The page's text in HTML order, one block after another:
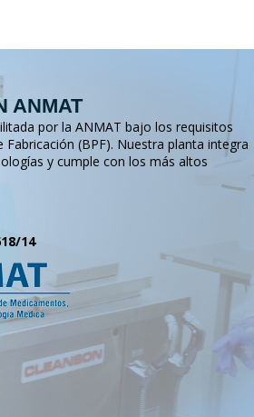
ANMAT
por la ANMAT bajo los requisitos
Fabricación (BPF). Nuestra planta integra
y cumple con los más altos
14